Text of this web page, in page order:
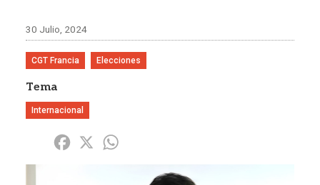
30 Julio, 2024
CGT Francia Elecciones
Tema
Internacional
Share Facebook
X